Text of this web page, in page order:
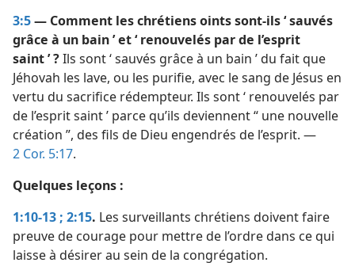
3:5— Comment les chrétiens oints sont-​ils ‘ sauvés
grâce à un bain ’ et ‘ renouvelés par de l’esprit
saint ’ ?Ils sont ‘ sauvés grâce à un bain ’ du fait que
Jéhovah les lave, ou les purifie, avec le sang de Jésus en
vertu du sacrifice rédempteur. Ils sont ‘ renouvelés par
de l’esprit saint ’ parce qu’ils deviennent “ une nouvelle
création ”, des fils de Dieu engendrés de l’esprit. —
2 Cor. 5:17.
Quelques leçons :
1:10-13 ; 2:15. Les surveillants chrétiens doivent faire
preuve de courage pour mettre de l’ordre dans ce qui
laisse à désirer au sein de la congrégation.